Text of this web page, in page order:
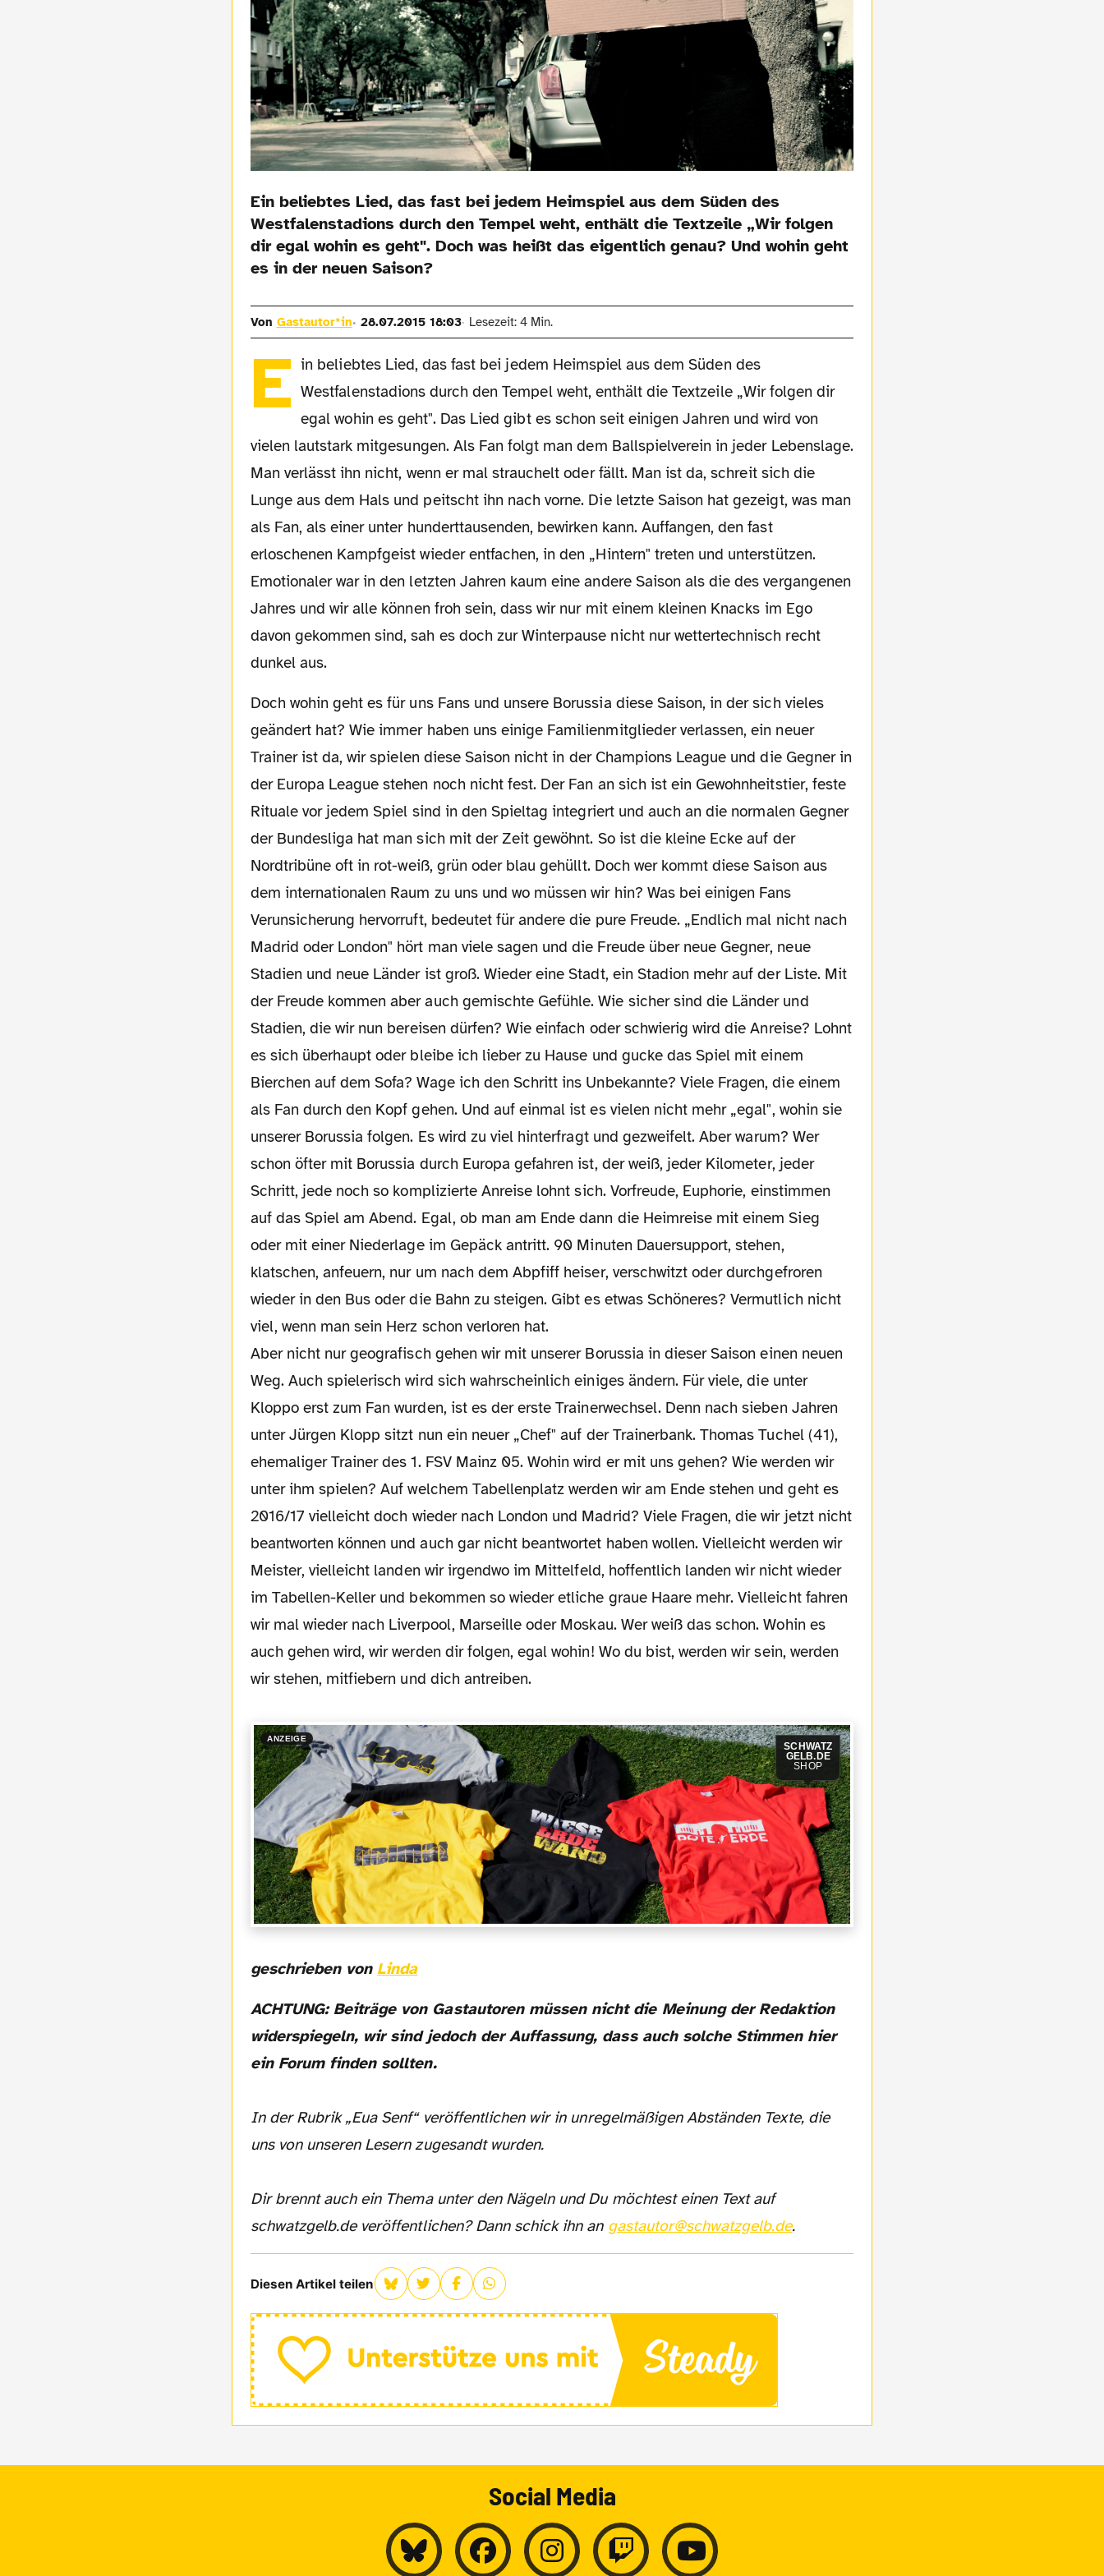
Ein beliebtes Lied, das fast bei jedem Heimspiel aus dem Süden des
Westfalenstadions durch den Tempel weht, enthält die Textzeile „Wir folgen
dir egal wohin es geht". Doch was heißt das eigentlich genau? Und wohin geht
es in der neuen Saison?
Von Gastautor*in 28.07.2015 18:03 Lesezeit: 4 Min.
E in beliebtes Lied, das fast bei jedem Heimspiel aus dem Süden des
Westfalenstadions durch den Tempel weht, enthält die Textzeile „Wir folgen dir
egal wohin es geht". Das Lied gibt es schon seit einigen Jahren und wird von
vielen lautstark mitgesungen. Als Fan folgt man dem Ballspielverein in jeder Lebenslage.
Man verlässt ihn nicht, wenn er mal strauchelt oder fällt. Man ist da, schreit sich die
Lunge aus dem Hals und peitscht ihn nach vorne. Die letzte Saison hat gezeigt, was man
als Fan, als einer unter hunderttausenden, bewirken kann. Auffangen, den fast
erloschenen Kampfgeist wieder entfachen, in den „Hintern" treten und unterstützen.
Emotionaler war in den letzten Jahren kaum eine andere Saison als die des vergangenen
Jahres und wir alle können froh sein, dass wir nur mit einem kleinen Knacks im Ego
davon gekommen sind, sah es doch zur Winterpause nicht nur wettertechnisch recht
dunkel aus.
Doch wohin geht es für uns Fans und unsere Borussia diese Saison, in der sich vieles
geändert hat? Wie immer haben uns einige Familienmitglieder verlassen, ein neuer
Trainer ist da, wir spielen diese Saison nicht in der Champions League und die Gegner in
der Europa League stehen noch nicht fest. Der Fan an sich ist ein Gewohnheitstier, feste
Rituale vor jedem Spiel sind in den Spieltag integriert und auch an die normalen Gegner
der Bundesliga hat man sich mit der Zeit gewöhnt. So ist die kleine Ecke auf der
Nordtribüne oft in rot-weiß, grün oder blau gehüllt. Doch wer kommt diese Saison aus
dem internationalen Raum zu uns und wo müssen wir hin? Was bei einigen Fans
Verunsicherung hervorruft, bedeutet für andere die pure Freude. „Endlich mal nicht nach
Madrid oder London" hört man viele sagen und die Freude über neue Gegner, neue
Stadien und neue Länder ist groß. Wieder eine Stadt, ein Stadion mehr auf der Liste. Mit
der Freude kommen aber auch gemischte Gefühle. Wie sicher sind die Länder und
Stadien, die wir nun bereisen dürfen? Wie einfach oder schwierig wird die Anreise? Lohnt
es sich überhaupt oder bleibe ich lieber zu Hause und gucke das Spiel mit einem
Bierchen auf dem Sofa? Wage ich den Schritt ins Unbekannte? Viele Fragen, die einem
als Fan durch den Kopf gehen. Und auf einmal ist es vielen nicht mehr „egal", wohin sie
unserer Borussia folgen. Es wird zu viel hinterfragt und gezweifelt. Aber warum? Wer
schon öfter mit Borussia durch Europa gefahren ist, der weiß, jeder Kilometer, jeder
Schritt, jede noch so komplizierte Anreise lohnt sich. Vorfreude, Euphorie, einstimmen
auf das Spiel am Abend. Egal, ob man am Ende dann die Heimreise mit einem Sieg
oder mit einer Niederlage im Gepäck antritt. 90 Minuten Dauersupport, stehen,
klatschen, anfeuern, nur um nach dem Abpfiff heiser, verschwitzt oder durchgefroren
wieder in den Bus oder die Bahn zu steigen. Gibt es etwas Schöneres? Vermutlich nicht
viel, wenn man sein Herz schon verloren hat.
Aber nicht nur geografisch gehen wir mit unserer Borussia in dieser Saison einen neuen
Weg. Auch spielerisch wird sich wahrscheinlich einiges ändern. Für viele, die unter
Kloppo erst zum Fan wurden, ist es der erste Trainerwechsel. Denn nach sieben Jahren
unter Jürgen Klopp sitzt nun ein neuer „Chef" auf der Trainerbank. Thomas Tuchel (41),
ehemaliger Trainer des 1. FSV Mainz 05. Wohin wird er mit uns gehen? Wie werden wir
unter ihm spielen? Auf welchem Tabellenplatz werden wir am Ende stehen und geht es
2016/17 vielleicht doch wieder nach London und Madrid? Viele Fragen, die wir jetzt nicht
beantworten können und auch gar nicht beantwortet haben wollen. Vielleicht werden wir
Meister, vielleicht landen wir irgendwo im Mittelfeld, hoffentlich landen wir nicht wieder
im Tabellen-Keller und bekommen so wieder etliche graue Haare mehr. Vielleicht fahren
wir mal wieder nach Liverpool, Marseille oder Moskau. Wer weiß das schon. Wohin es
auch gehen wird, wir werden dir folgen, egal wohin! Wo du bist, werden wir sein, werden
wir stehen, mitfiebern und dich antreiben.
ANZEIGE
SCHWATZ
GELB.DE
SHOP
geschrieben von Linda
ACHTUNG: Beiträge von Gastautoren müssen nicht die Meinung der Redaktion
widerspiegeln, wir sind jedoch der Auffassung, dass auch solche Stimmen hier
ein Forum finden sollten.
In der Rubrik „Eua Senf“ veröffentlichen wir in unregelmäßigen Abständen Texte, die
uns von unseren Lesern zugesandt wurden.
Dir brennt auch ein Thema unter den Nägeln und Du möchtest einen Text auf
schwatzgelb.de veröffentlichen? Dann schick ihn an gastautor@schwatzgelb.de.
Diesen Artikel teilen
Social Media